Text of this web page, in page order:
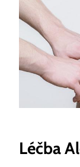
Léčba